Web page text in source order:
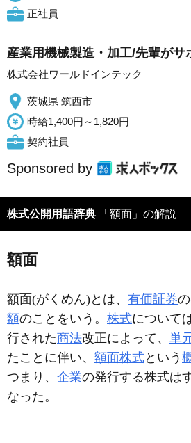
正社員
産業用機械製造・加工/先輩がサ
株式会社ワールドインテック
茨城県 筑西市
時給1,400円～1,820円
契約社員
Sponsored by
株式公開用語辞典 「額面」の解説
額面
額面(がくめん)とは、 有価証券
額のことをいう。 株式について
行された商法改正によって、 単
たことに伴い、 額面株式という
つまり、 企業の発行する株式は
なった。